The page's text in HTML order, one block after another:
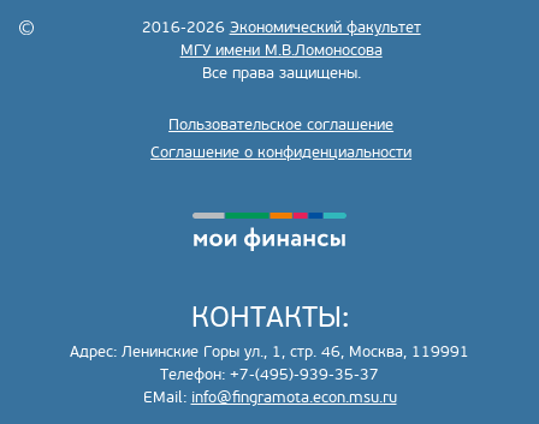
2016-2026 Экономический факультет
МГУ имени М.В.Ломоносова
Все права защищены.
Пользовательское соглашение
Соглашение о конфиденциальности
КОНТАКТЫ:
Адрес: Ленинские Горы ул., 1, стр. 46, Москва, 119991
Телефон: +7-(495)-939-35-37
EMail: info@fingramota.econ.msu.ru